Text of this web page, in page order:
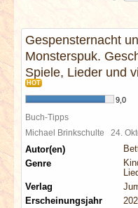
SPECIALS
REDAKTION
LINKS
ARCHIV
Gespensternacht
Monsterspuk.
Spiele, Lieder und
HOT
9,0
Buch-Tipps
Michael Brinkschulte 24.
Autor(en)
Genre
Verlag
Erscheinungsjahr